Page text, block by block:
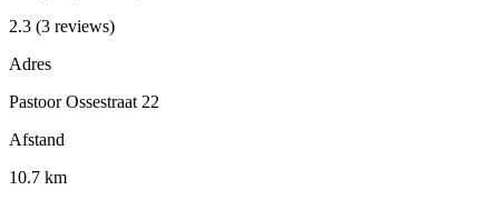
2.3 (3 reviews)
Adres
Pastoor Ossestraat 22
Afstand
10.7 km